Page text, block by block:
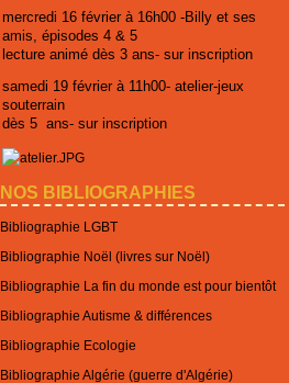
mercredi 16 février à 16h00 -Billy et ses
amis, épisodes 4 & 5
lecture animé dès 3 ans- sur inscription
samedi 19 février à 11h00- atelier-jeux
souterrain
dès 5 ans- sur inscription
NOS BIBLIOGRAPHIES
Bibliographie LGBT
Bibliographie Noël (livres sur Noël)
Bibliographie La fin du monde est pour bientôt
Bibliographie Autisme & différences
Bibliographie Ecologie
Bibliographie Algérie (guerre d'Algérie)